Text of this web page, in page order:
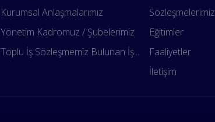
Kurumsal Anlaşmalarımız
Yönetim Kadromuz / Şubelerimiz
Toplu İş Sözleşmemiz Bulunan İş...
Sözleşmelerimiz
Eğitimler
Faaliyetler
İletişim